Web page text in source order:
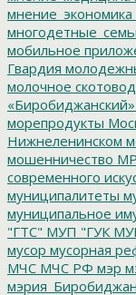
мнение_экономика
мобильное
Гвардия
молочное
«Биробиджанский»
морепродукты
Нижнеленинском
мошенничество
современного
муниципалитеты
муниципальное
"ГТС" МУП "ГУК
мусор мусорная
МЧС МЧС РФ мэр